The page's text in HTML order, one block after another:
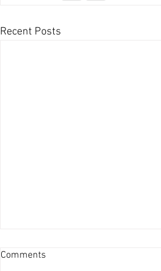
Recent Posts
資產重估派Vs防守現金流派
Comments